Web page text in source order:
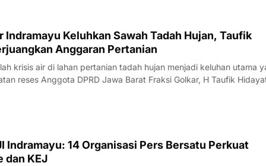
Indramayu Keluhkan Sawah Tadah Hujan, Taufik
Anggaran Pertanian
krisis air di lahan pertanian tadah hujan menjadi keluhan utama
reses Anggota DPRD Jawa Barat Fraksi Golkar, H Taufik
Indramayu: 14 Organisasi Pers Bersatu Perkuat
dan KEJ